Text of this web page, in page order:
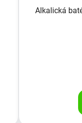
Alkalická